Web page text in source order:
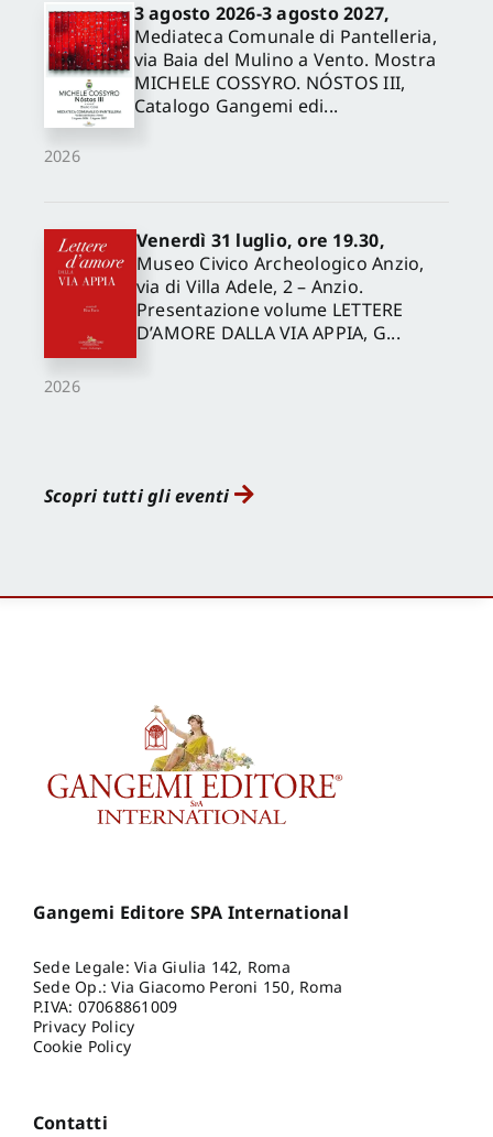
2026
3 agosto 2026-3 agosto 2027,
Mediateca Comunale di Pantelleria,
via Baia del Mulino a Vento. Mostra
MICHELE COSSYRO. NÓSTOS III,
Catalogo Gangemi edi...
2026
Venerdì 31 luglio, ore 19.30,
Museo Civico Archeologico Anzio,
via di Villa Adele, 2 – Anzio.
Presentazione volume LETTERE
D’AMORE DALLA VIA APPIA, G...
Scopri tutti gli eventi
Gangemi Editore SPA International
Sede Legale: Via Giulia 142, Roma
Sede Op.: Via Giacomo Peroni 150, Roma
P.IVA: 07068861009
Privacy Policy
Cookie Policy
Contatti